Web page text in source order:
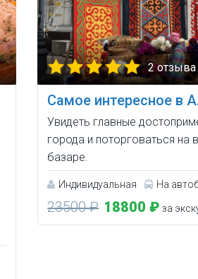
2 отзыва
Самое интересное в
Увидеть главные
города и поторговаться на
базаре.
Индивидуальная На
23500 ₽ 18800 ₽ за